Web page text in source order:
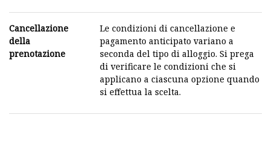
Cancellazione
della
prenotazione
Le condizioni di cancellazione e
pagamento anticipato variano a
seconda del tipo di alloggio. Si prega
di verificare le condizioni che si
applicano a ciascuna opzione quando
si effettua la scelta.